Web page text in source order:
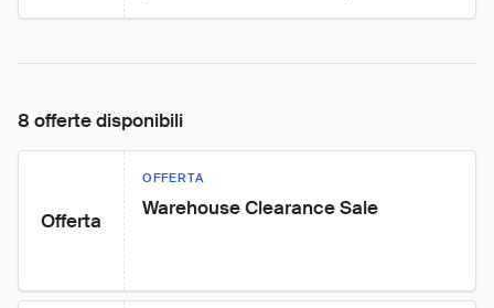
8 offerte disponibili
Offerta
OFFERTA
Warehouse Clearance Sale